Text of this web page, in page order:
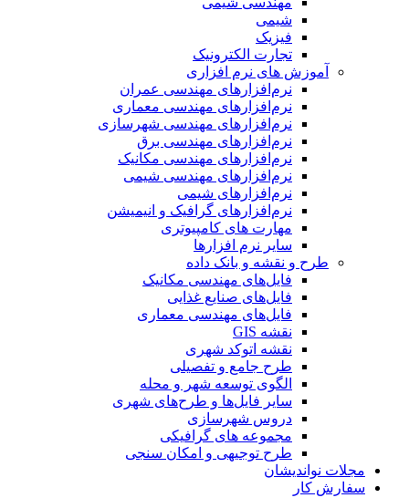
شیمی
فیزیک
تجارت الکترونیک
آموزش های نرم افزاری
نرم‌افزارهای مهندسی عمران
نرم‌افزارهای مهندسی معماری
نرم‌افزارهای مهندسی شهرسازی
نرم‌افزارهای مهندسی برق
نرم‌افزارهای مهندسی مکانیک
نرم‌افزارهای مهندسی شیمی
نرم‌افزارهای شیمی
نرم‌افزارهای گرافیک و انیمیشن
مهارت های کامپیوتری
سایر نرم افزارها
طرح و نقشه و بانک داده
فایل‌های مهندسی مکانیک
فایل‌های صنایع غذایی
فایل‌های مهندسی معماری
نقشه GIS
نقشه اتوکد شهری
طرح جامع و تفصیلی
الگوی توسعه شهر و محله
سایر فایل‌ها و طرح‌های شهری
دروس شهرسازی
مجموعه های گرافیکی
طرح توجیهی و امکان سنجی
مجلات نواندیشان
سفارش کار